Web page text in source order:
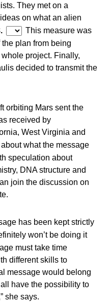
They met on a
on what an alien
This measure was
plan from being
project. Finally,
decided to transmit the
orbiting Mars sent the
received by
West Virginia and
what the message
speculation about
DNA structure and
join the discussion on
has been kept strictly
won’t be doing it
must take time
different skills to
message would belong
have the possibility to
she says.